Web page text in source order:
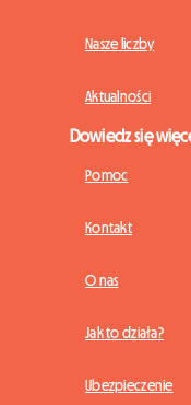
Nasze liczby
Aktualności
Dowiedz się
Pomoc
Kontakt
O nas
Jak to działa?
Ubezpieczenie